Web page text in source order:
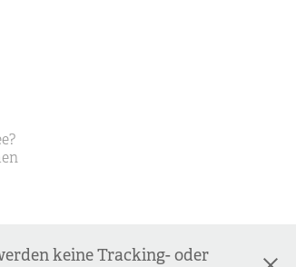
keine Tracking- oder